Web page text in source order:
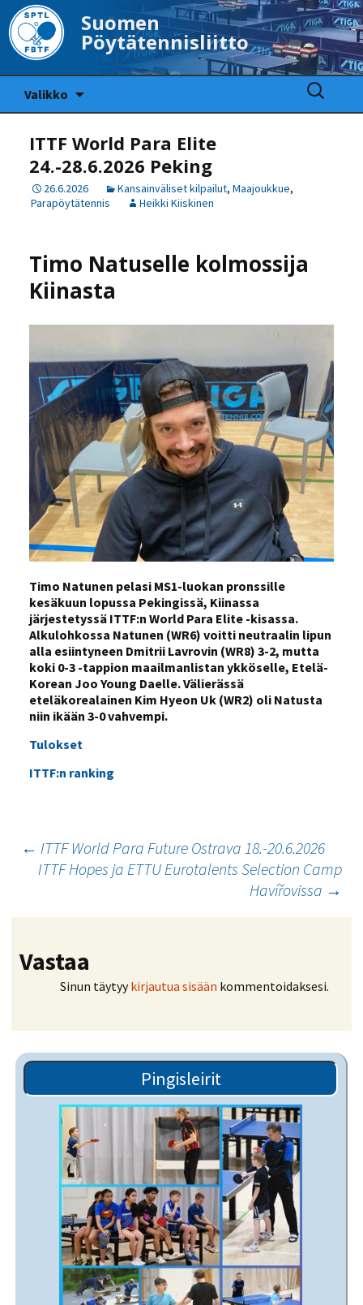
Suomen
Pöytätennisliitto
Valikko
Haku:
ITTF World Para Elite
24.-28.6.2026 Peking
26.6.2026 Kansainväliset kilpailut, Maajoukkue,
Parapöytätennis
Heikki Kiiskinen
Timo Natuselle kolmossija
Kiinasta
Timo Natunen pelasi MS1-luokan pronssille
kesäkuun lopussa Pekingissä, Kiinassa
järjestetyssä ITTF:n World Para Elite -kisassa.
Alkulohkossa Natunen (WR6) voitti neutraalin lipun
alla esiintyneen Dmitrii Lavrovin (WR8) 3-2, mutta
koki 0-3 -tappion maailmanlistan ykköselle, Etelä-
Korean Joo Young Daelle. Välierässä
eteläkorealainen Kim Hyeon Uk (WR2) oli Natusta
niin ikään 3-0 vahvempi.
Tulokset
ITTF:n ranking
Artikkelien
selaus
← ITTF World Para Future Ostrava 18.-20.6.2026
ITTF Hopes ja ETTU Eurotalents Selection Camp
Havířovissa →
Vastaa
Sinun täytyykirjautua sisään kommentoidaksesi.
Pingisleirit